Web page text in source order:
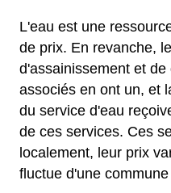
L'eau est une
de prix. En revanche,
d'assainissement et
associés en ont un, et
du service d'eau
de ces services. Ces
localement, leur prix
fluctue d'une